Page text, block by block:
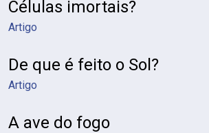
Células imortais?
Artigo
De que é feito o Sol?
Artigo
A ave do fogo